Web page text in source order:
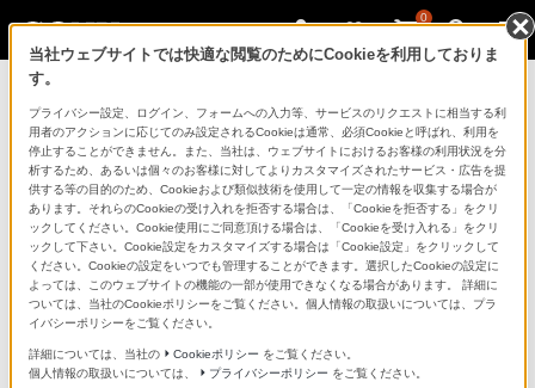
0
「できたらいいな」も
「安心」も
当社ウェブサイトでは快適な閲覧のためにCookieを利用しておりま
す。
プライバシー設定、ログイン、フォームへの入力等、サービスのリクエストに相当する利
用者のアクションに応じてのみ設定されるCookieは通常、必須Cookieと呼ばれ、利用を
停止することができません。また、当社は、ウェブサイトにおけるお客様の利用状況を分
析するため、あるいは個々のお客様に対してよりカスタマイズされたサービス・広告を提
供する等の目的のため、Cookieおよび類似技術を使用して一定の情報を収集する場合が
あります。それらのCookieの受け入れを拒否する場合は、「Cookieを拒否する」をクリ
ックしてください。Cookie使用にご同意頂ける場合は、「Cookieを受け入れる」をクリ
ックして下さい。Cookie設定をカスタマイズする場合は「Cookie設定」をクリックして
ください。Cookieの設定をいつでも管理することができます。選択したCookieの設定に
よっては、このウェブサイトの機能の一部が使用できなくなる場合があります。 詳細に
ついては、当社のCookieポリシーをご覧ください。個人情報の取扱いについては、プラ
イバシーポリシーをご覧ください。
詳細については、当社の Cookieポリシー をご覧ください。
個人情報の取扱いについては、
プライバシーポリシー をご覧ください。